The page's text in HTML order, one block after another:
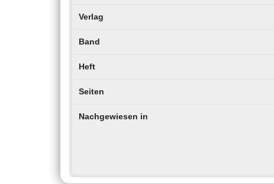
Verlag
Band
Heft
Seiten
Nachgewiesen in